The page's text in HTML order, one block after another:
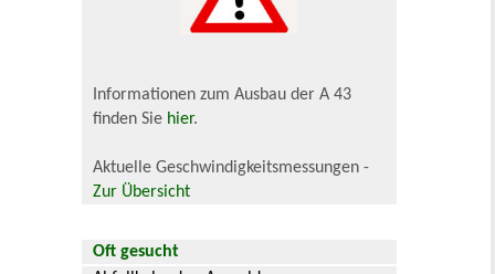
Informationen zum Ausbau der A 43
finden Sie hier.
Aktuelle Geschwindigkeitsmessungen -
Zur Übersicht
Oft gesucht